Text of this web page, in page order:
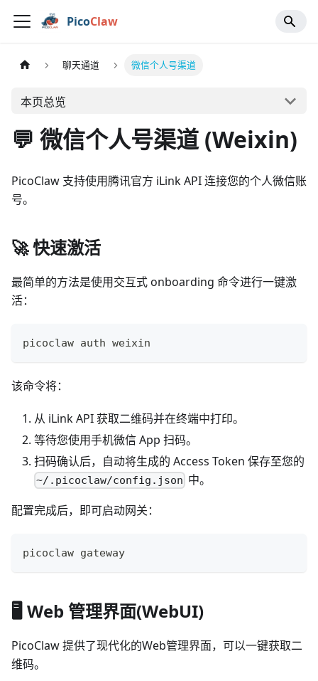
PicoClaw
聊天通道 微信个人号渠道
本页总览
💬 微信个人号渠道 (Weixin)
PicoClaw 支持使用腾讯官方 iLink API 连接您的个人微信账
号。
🚀 快速激活
最简单的方法是使用交互式 onboarding 命令进行一键激
活：
picoclaw auth weixin
该命令将：
从 iLink API 获取二维码并在终端中打印。
等待您使用手机微信 App 扫码。
扫码确认后，自动将生成的 Access Token 保存至您的
~/.picoclaw/config.json 中。
配置完成后，即可启动网关：
picoclaw gateway
🖥️ Web 管理界面(WebUI)
PicoClaw 提供了现代化的Web管理界面，可以一键获取二
维码。